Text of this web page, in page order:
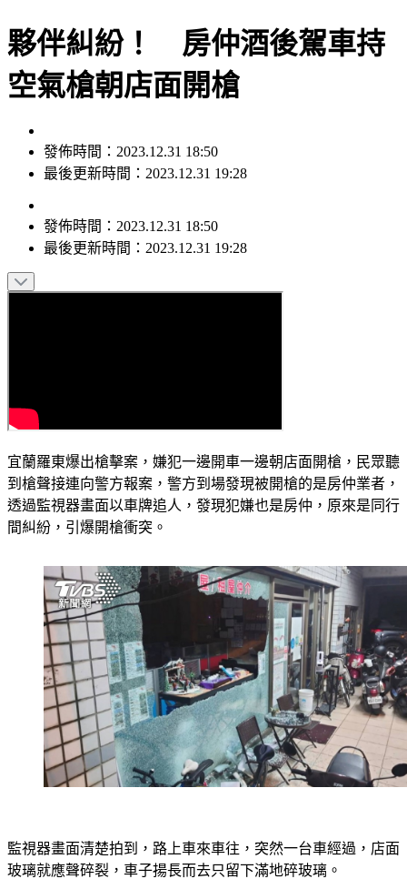
夥伴糾紛！ 房仲酒後駕車持
空氣槍朝店面開槍
發佈時間：2023.12.31 18:50
最後更新時間：2023.12.31 19:28
發佈時間： 2023.12.31 18:50
最後更新時間： 2023.12.31 19:28
宜蘭羅東爆出槍擊案，嫌犯一邊開車一邊朝店面開槍，民眾聽
到槍聲接連向警方報案，警方到場發現被開槍的是房仲業者，
透過監視器畫面以車牌追人，發現犯嫌也是房仲，原來是同行
間糾紛，引爆開槍衝突。
監視器畫面清楚拍到，路上車來車往，突然一台車經過，店面
玻璃就應聲碎裂，車子揚長而去只留下滿地碎玻璃。